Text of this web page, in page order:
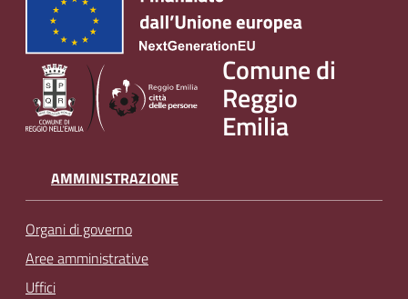
Comune di
Reggio
Emilia
AMMINISTRAZIONE
Organi di governo
Aree amministrative
Uffici